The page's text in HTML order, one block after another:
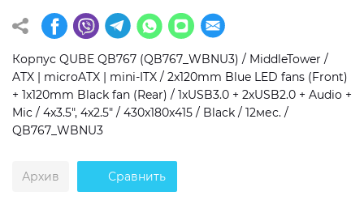
Операционная система
Windows 11 Home
Windows 11 Pro
Без ОС
Тип накопителя
SSD
HDD
SSD + HDD
Дополнительно
RGB-подсветка
Корпус QUBE QB767 (QB767_WBNU3) / MiddleTower /
ATX | microATX | mini-ITX / 2x120mm Blue LED fans (Front)
+ 1x120mm Black fan (Rear) / 1хUSB3.0 + 2хUSB2.0 + Audio +
Mic / 4x3.5", 4x2.5" / 430x180x415 / Black / 12мес. /
QB767_WBNU3
Архив Сравнить